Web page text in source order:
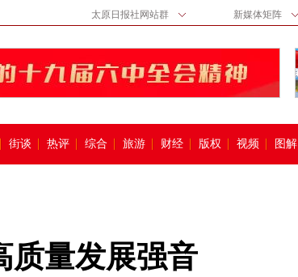
太原日报社网站群 新媒体矩阵
街谈 热评 综合 旅游 财经 版权 视频 图解
质量发展强音